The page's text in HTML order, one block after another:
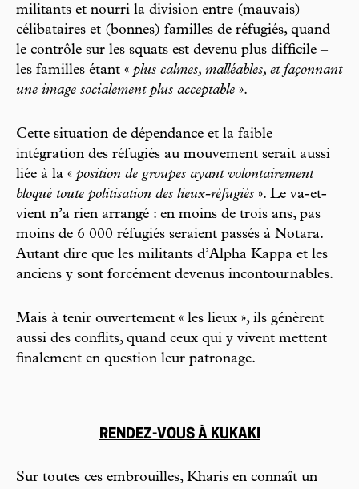
militants et nourri la division entre (mauvais)
célibataires et (bonnes) familles de réfugiés, quand
le contrôle sur les squats est devenu plus difficile –
les familles étant « plus calmes, malléables, et façonnant
une image socialement plus acceptable ».
Cette situation de dépendance et la faible
intégration des réfugiés au mouvement serait aussi
liée à la « position de groupes ayant volontairement
bloqué toute politisation des lieux-réfugiés ». Le va-et-
vient n’a rien arrangé : en moins de trois ans, pas
moins de 6 000 réfugiés seraient passés à Notara.
Autant dire que les militants d’Alpha Kappa et les
anciens y sont forcément devenus incontournables.
Mais à tenir ouvertement « les lieux », ils génèrent
aussi des conflits, quand ceux qui y vivent mettent
finalement en question leur patronage.
RENDEZ-VOUS À KUKAKI
Sur toutes ces embrouilles, Kharis en connaît un